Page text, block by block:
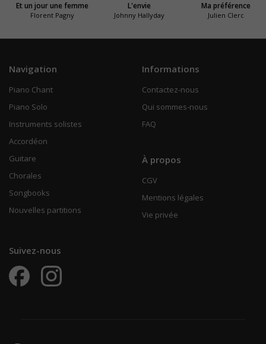
Et un jour une femme
Florent Pagny
L'envie
Johnny Hallyday
Ma préférence
Julien Clerc
Navigation
Piano Chant
Piano Solo
Instruments solistes
Accordéon
Guitare
Chorales
Songbooks
Nouvelles partitions
Informations
Contactez-nous
Qui sommes-nous
FAQ
À propos
CGV
Mentions légales
Vie privée
Suivez-nous